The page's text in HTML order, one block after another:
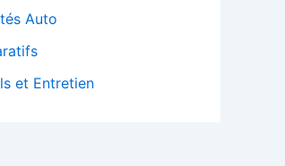
Auto
et Entretien